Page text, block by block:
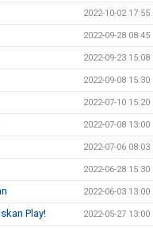
2022-10-02 17:55
2022-09-28 08:45
2022-09-23 15:08
2022-09-08 15:30
2022-07-10 15:20
2022-07-08 13:00
2022-07-06 08:03
2022-06-28 15:30
2022-06-03 13:00
Play! 2022-05-27 13:00